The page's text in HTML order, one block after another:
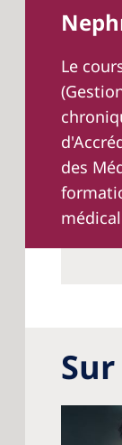
Le
des